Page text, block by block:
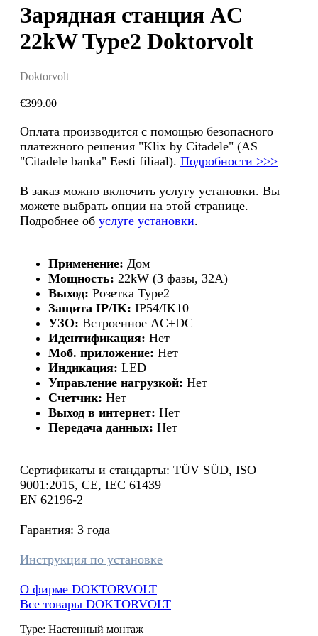
Зарядная станция AC
22kW Type2 Doktorvolt
Doktorvolt
€399.00
Оплата производится с помощью безопасного
платежного решения "Klix by Citadele" (AS
"Citadele banka" Eesti filiaal). Подробности >>>
В заказ можно включить услугу установки. Вы
можете выбрать опции на этой странице.
Подробнее об услуге установки.
Применение: Дом
Мощность: 22kW (3 фазы, 32A)
Выход: Розетка Type2
Защита IP/IK: IP54/IK10
УЗО: Встроенное AC+DC
Идентификация: Нет
Моб. приложение: Нет
Индикация: LED
Управление нагрузкой: Нет
Счетчик: Нет
Выход в интернет: Нет
Передача данных: Нет
Сертификаты и стандарты: TÜV SÜD, ISO
9001:2015, CE, IEC 61439
EN 62196-2
Гарантия: 3 года
Инструкция по установке
О фирме DOKTORVOLT
Все товары DOKTORVOLT
Type: Настенный монтаж